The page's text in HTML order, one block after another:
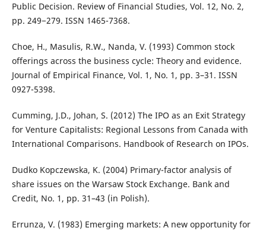
Public Decision. Review of Financial Studies, Vol. 12, No. 2,
pp. 249−279. ISSN 1465-7368.
Choe, H., Masulis, R.W., Nanda, V. (1993) Common stock
offerings across the business cycle: Theory and evidence.
Journal of Empirical Finance, Vol. 1, No. 1, pp. 3–31. ISSN
0927-5398.
Cumming, J.D., Johan, S. (2012) The IPO as an Exit Strategy
for Venture Capitalists: Regional Lessons from Canada with
International Comparisons. Handbook of Research on IPOs.
Dudko Kopczewska, K. (2004) Primary-factor analysis of
share issues on the Warsaw Stock Exchange. Bank and
Credit, No. 1, pp. 31–43 (in Polish).
Errunza, V. (1983) Emerging markets: A new opportunity for